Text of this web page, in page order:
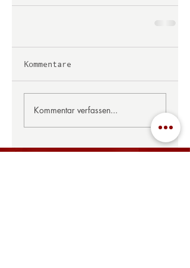
Kommentare
Kommentar verfassen...